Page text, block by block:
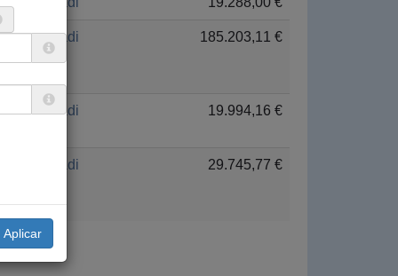
Euskadi 185.203,11 €
Euskadi 19.994,16 €
Euskadi 29.745,77 €